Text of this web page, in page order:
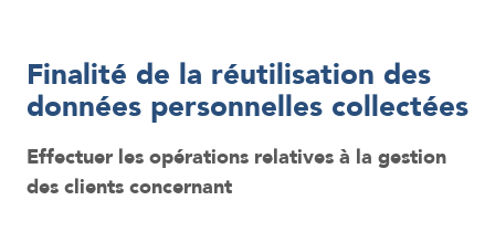
Finalité de la réutilisation des
données personnelles collectées
Effectuer les opérations relatives à la gestion
des clients concernant